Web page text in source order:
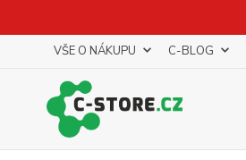
VŠE O NÁKUPU C-BLOG